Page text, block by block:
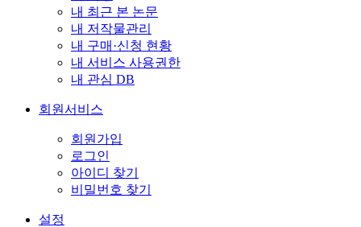
내 최근 본 논문
내 저작물관리
내 구매·신청 현황
내 서비스 사용권한
내 관심 DB
회원서비스
회원가입
로그인
아이디 찾기
비밀번호 찾기
설정